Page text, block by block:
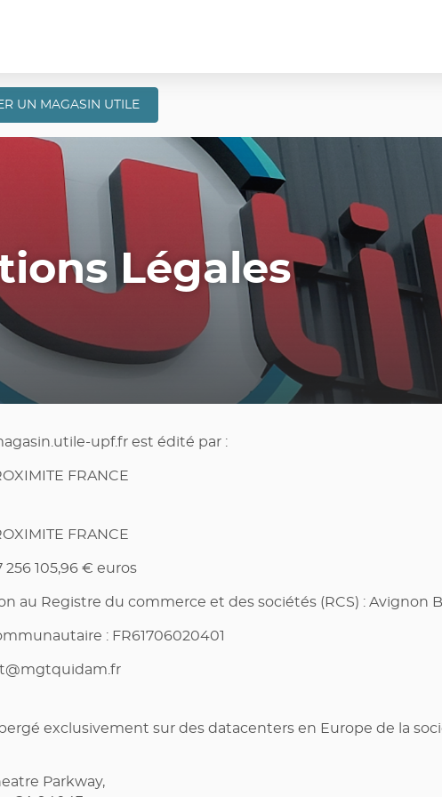
UN MAGASIN UTILE
Légales
upf.fr est édité par :
FRANCE
FRANCE
256 105,96 € euros
au Registre du commerce et des sociétés (RCS) : Avignon
: FR61706020401
exclusivement sur des datacenters en Europe de la
Parkway,